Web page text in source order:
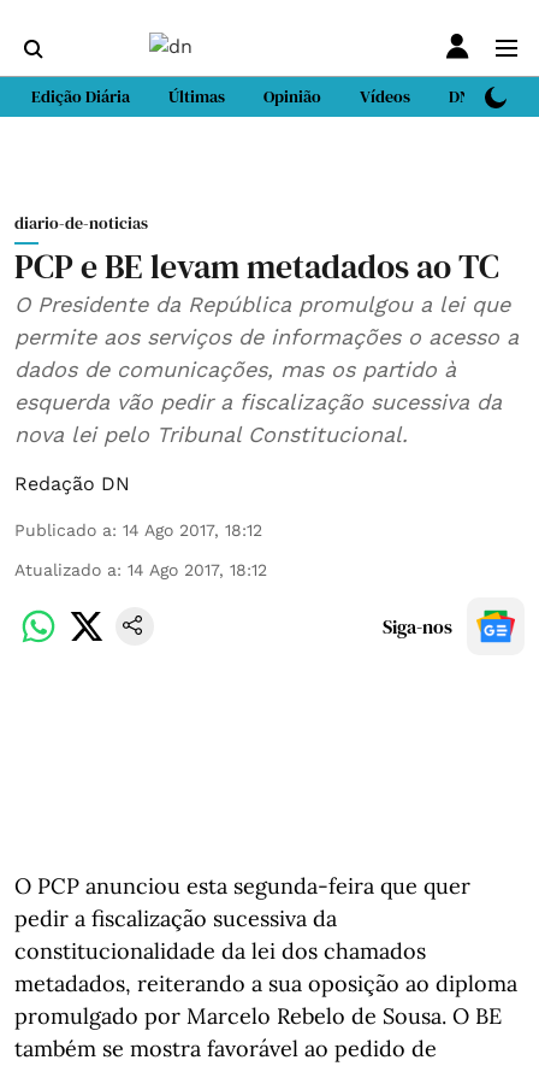
Edição Diária Últimas Opinião Vídeos DN Sport
diario-de-noticias
PCP e BE levam metadados ao TC
O Presidente da República promulgou a lei que
permite aos serviços de informações o acesso a
dados de comunicações, mas os partido à
esquerda vão pedir a fiscalização sucessiva da
nova lei pelo Tribunal Constitucional.
Redação DN
Publicado a: 14 Ago 2017, 18:12
Atualizado a: 14 Ago 2017, 18:12
Siga-nos
O PCP anunciou esta segunda-feira que quer
pedir a fiscalização sucessiva da
constitucionalidade da lei dos chamados
metadados, reiterando a sua oposição ao diploma
promulgado por Marcelo Rebelo de Sousa. O BE
também se mostra favorável ao pedido de